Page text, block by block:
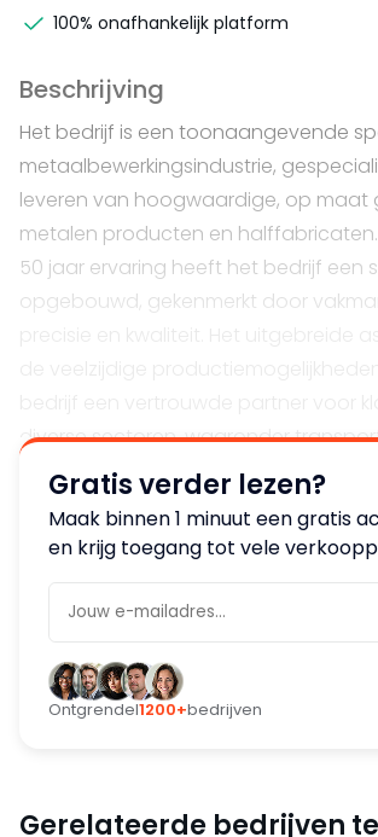
100% onafhankelijk platform
Beschrijving
Het bedrijf is een toonaangevende
metaalbewerkingsindustrie,
leveren van hoogwaardige, op maat
metalen producten en
50 jaar ervaring heeft het bedrijf een
opgebouwd, gekenmerkt door
diverse sectoren, waaronder
maritieme industrieën.
Vakmanschap en kwaliteit
ongeëvenaarde aandacht voor detail
elk aspect van de productie. Dit
langdurige klantrelaties, ondersteund
consistent hoge kwaliteitsnormen en
in een sterke marktpositie.
Gratis verder lezen?
Maak binnen 1 minuut een gratis
en krijg toegang tot vele
Ontgrendel1200+bedrijven
Gerelateerde bedrijven